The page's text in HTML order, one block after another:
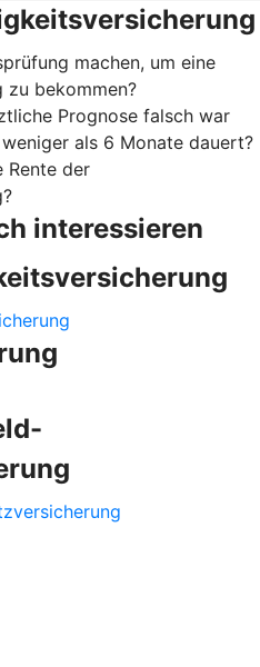
machen, um eine
zu bekommen?
Prognose falsch war
als 6 Monate dauert?
Rente der
interessieren